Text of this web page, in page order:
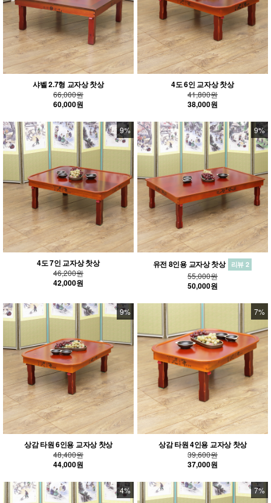
샤벨 2.7형 교자상 찻상
66,000원
60,000원
4도 6인 교자상 찻상
41,800원
38,000원
9%
4도 7인 교자상 찻상
46,200원
42,000원
9%
유전 8인용 교자상 찻상 리뷰 2
55,000원
50,000원
9%
상감 타원 6인용 교자상 찻상
48,400원
44,000원
7%
상감 타원 4인용 교자상 찻상
39,600원
37,000원
4% 7%